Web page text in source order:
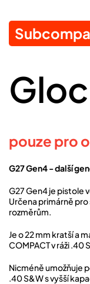
pouze pro
G27 Gen4 - další
G27 Gen4 je pistole
Určena primárně
rozměrům.
Je o 22 mm kratší a
COMPACT v ráži .40
Nicméně umožňuje
.40 S&W s vyšší